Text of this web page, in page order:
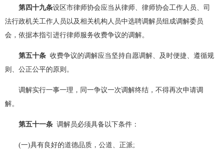
第四十九条设区市律师协会应当从律师、律师协会工作人员、司
法行政机关工作人员以及相关机构人员中选聘调解员组成调解委员
会，依据本指引进行律师服务收费争议的调解。
第五十条 收费争议的调解应当坚持自愿调解、及时便捷、遵循规
则、公正公平的原则。
调解实行一事一理，同一争议一次调解终结，不得再次申请调
解。
第五十一条 调解员必须具备以下条件：
(一)具有良好的道德品质，公道、正派;